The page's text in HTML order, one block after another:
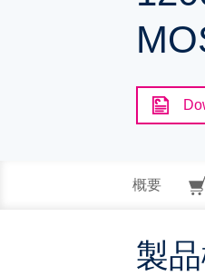
概要
製